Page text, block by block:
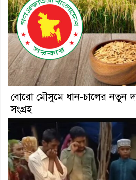
বোরো মৌসুমে ধান-চালের নতুন
সংগ্রহ